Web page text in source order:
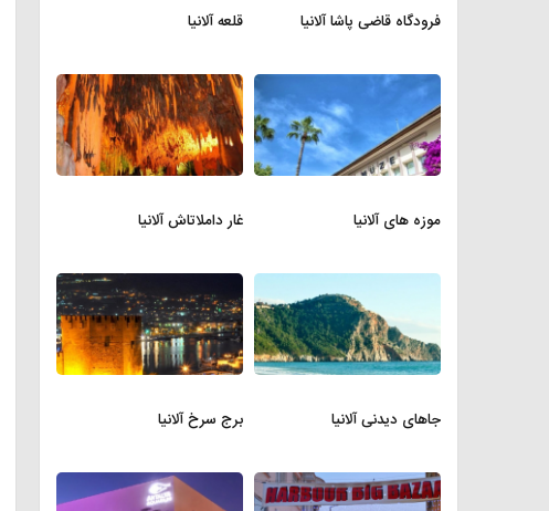
فرودگاه قاضی پاشا آلانیا قلعه آلانیا
موزه های آلانیا غار داملاتاش آلانیا
جاهای دیدنی آلانیا برج سرخ آلانیا